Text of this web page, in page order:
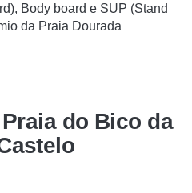
Body board e SUP (Stand
da Praia Dourada
do Bico da